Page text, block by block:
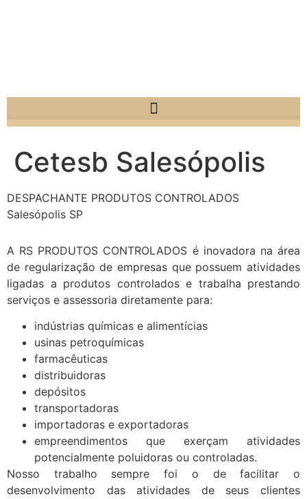
Cetesb Salesópolis
DESPACHANTE PRODUTOS CONTROLADOS
Salesópolis SP
A RS PRODUTOS CONTROLADOS é inovadora na área
de regularização de empresas que possuem atividades
ligadas a produtos controlados e trabalha prestando
serviços e assessoria diretamente para:
indústrias químicas e alimentícias
usinas petroquímicas
farmacêuticas
distribuidoras
depósitos
transportadoras
importadoras e exportadoras
empreendimentos que exerçam atividades
potencialmente poluidoras ou controladas.
Nosso trabalho sempre foi o de facilitar o
desenvolvimento das atividades de seus clientes